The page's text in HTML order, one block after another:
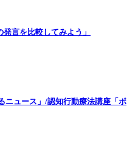
言を比較してみよう」
ニュース」/認知行動療法講座「ポ